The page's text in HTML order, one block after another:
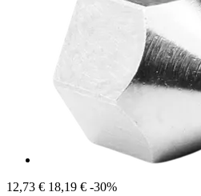
12,73 € 18,19 € -30%